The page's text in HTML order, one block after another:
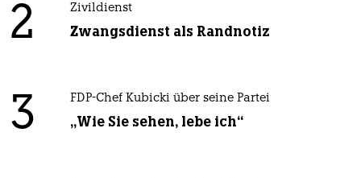
2 Zivildienst
Zwangsdienst als Randnotiz
3 FDP-Chef Kubicki über seine Partei
„Wie Sie sehen, lebe ich“